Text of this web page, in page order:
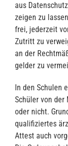
aus
zeigen zu
frei, jederzeit
Zutritt zu
an der
gelder zu
In den Schulen
Schüler von der
oder nicht.
qualifiziertes
Attest auch